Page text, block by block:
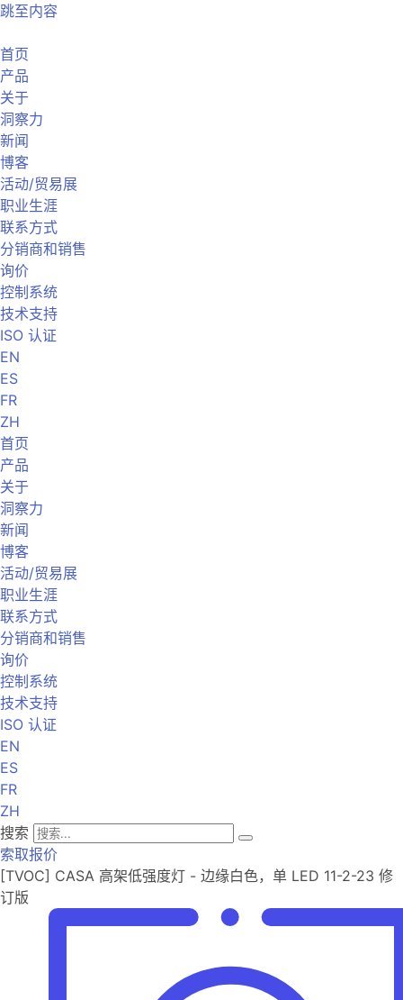
跳至内容
首页
产品
关于
洞察力
新闻
博客
活动/贸易展
职业生涯
联系方式
分销商和销售
询价
控制系统
技术支持
ISO 认证
EN
ES
FR
ZH
首页
产品
关于
洞察力
新闻
博客
活动/贸易展
职业生涯
联系方式
分销商和销售
询价
控制系统
技术支持
ISO 认证
EN
ES
FR
ZH
搜索
索取报价
[TVOC] CASA 高架低强度灯 - 边缘白色，单 LED 11-2-23 修
订版